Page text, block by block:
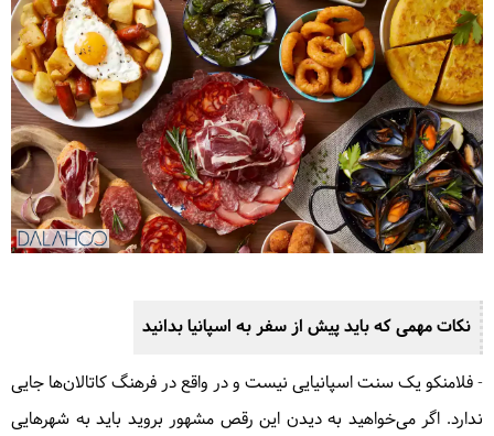
نکات مهمی که باید پیش از سفر به اسپانیا بدانید
- فلامنکو یک سنت اسپانیایی نیست و در واقع در فرهنگ کاتالان‌ها جایی
ندارد. اگر می‌خواهید به دیدن این رقص مشهور بروید باید به شهرهایی